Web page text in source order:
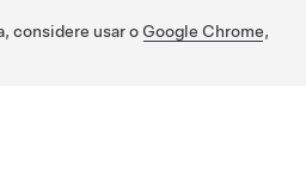
considere usar o Google Chrome,